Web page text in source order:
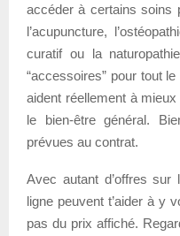
accéder à certains soins
l’acupuncture,
curatif ou la
“accessoires” pour tout
aident réellement à
le bien-être général.
prévues au contrat.
Avec autant d’offres
ligne peuvent t’aider à y
pas du prix affiché.